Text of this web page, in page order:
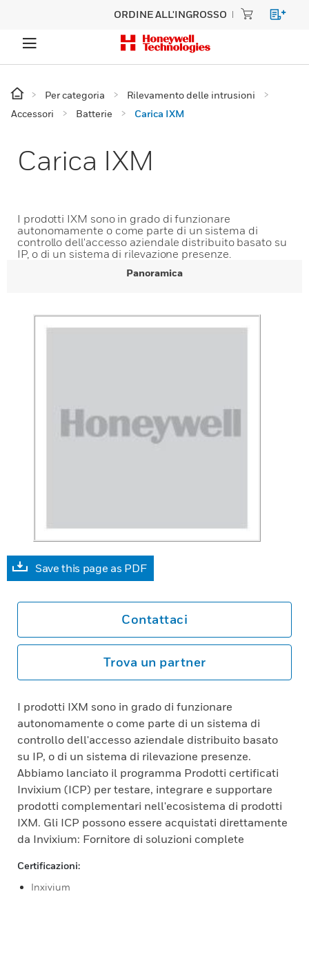
ORDINE ALL'INGROSSO
Per categoria
Rilevamento delle intrusioni
Accessori
Batterie Carica IXM
Carica IXM
I prodotti IXM sono in grado di funzionare
autonomamente o come parte di un sistema di
controllo dell'accesso aziendale distribuito basato su
IP, o di un sistema di rilevazione presenze.
Panoramica
Save this page as PDF
Contattaci
Trova un partner
I prodotti IXM sono in grado di funzionare
autonomamente o come parte di un sistema di
controllo dell'accesso aziendale distribuito basato
su IP, o di un sistema di rilevazione presenze.
Abbiamo lanciato il programma Prodotti certificati
Invixium (ICP) per testare, integrare e supportare
prodotti complementari nell'ecosistema di prodotti
IXM. Gli ICP possono essere acquistati direttamente
da Invixium: Fornitore di soluzioni complete
Certificazioni:
Inxivium